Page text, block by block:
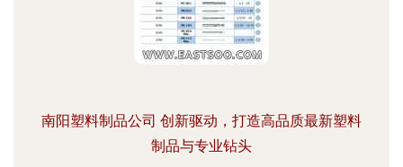
南阳塑料制品公司 创新驱动，打造高品质最新塑料
制品与专业钻头